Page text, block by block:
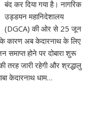
बंद कर दिया गया है। नागरिक
उड्डयन महानिदेशालय
(DGCA) की ओर से 25 जून
कारण अब केदारनाथ के लिए
होने पर दोबारा शुरू
तरह जारी रहेगी और श्रद्धालु
केदारनाथ धाम…